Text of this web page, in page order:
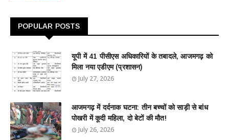
POPULAR POSTS
यूपी में 41 पीसीएस अधिकारियों के तबादले, आजमगढ़ को
मिला नया एडीएम (प्रशासन)
July 27, 2026
आजमगढ़ में दर्दनाक घटना: तीन बच्चों को साड़ी से बांध
पोखरी में कूदी महिला, दो बेटों की मौत!
July 26, 2026